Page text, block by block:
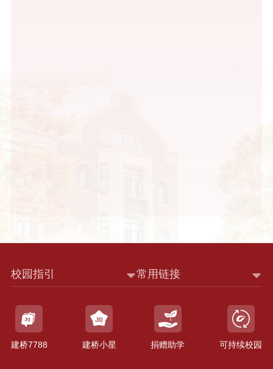
校园指引 常用链接
建桥7788 建桥小星 捐赠助学 可持续校园